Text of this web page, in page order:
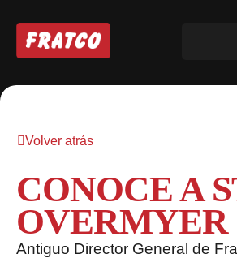
Volver atrás
CONOCE A
OVERMYER
Antiguo Director General de